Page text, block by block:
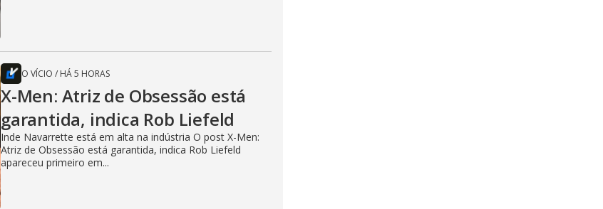
O VÍCIO / HÁ 5 HORAS
X-Men: Atriz de Obsessão está
garantida, indica Rob Liefeld
Inde Navarrette está em alta na indústria O post X-Men:
Atriz de Obsessão está garantida, indica Rob Liefeld
apareceu primeiro em...